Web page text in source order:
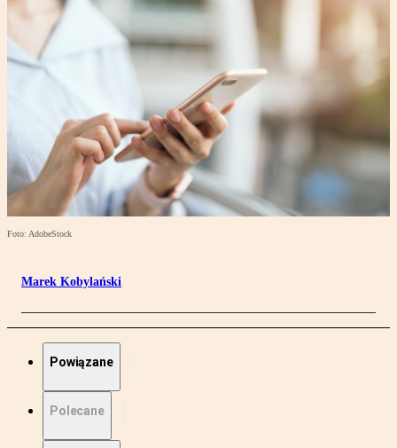
Foto: AdobeStock
Marek Kobylański
Powiązane
Polecane